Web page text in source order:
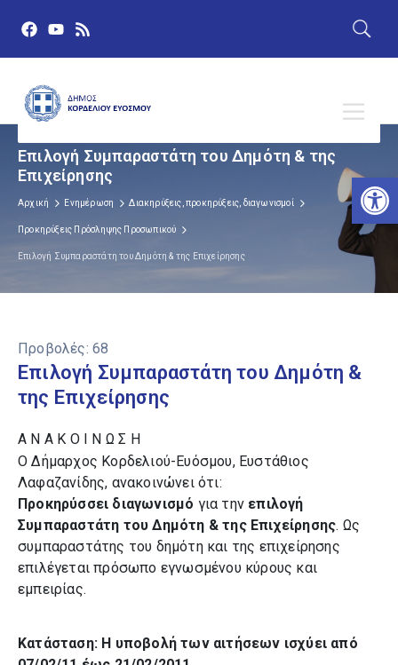
Eπιλογή Συμπαραστάτη του Δημότη & της
Επιχείρησης
Αρχική Ενημέρωση Διακηρύξεις, προκηρύξεις, διαγωνισμοί
Προκηρύξεις Πρόσληψης Προσωπικού
Eπιλογή Συμπαραστάτη του Δημότη & της Επιχείρησης
Προβολές: 68
Eπιλογή Συμπαραστάτη του Δημότη &
της Επιχείρησης
Α Ν Α Κ Ο Ι Ν Ω Σ Η
Ο Δήμαρχος Κορδελιού-Ευόσμου, Ευστάθιος
Λαφαζανίδης, ανακοινώνει ότι:
Προκηρύσσει διαγωνισμό για την επιλογή
Συμπαραστάτη του Δημότη & της Επιχείρησης. Ως
συμπαραστάτης του δημότη και της επιχείρησης
επιλέγεται πρόσωπο εγνωσμένου κύρους και
εμπειρίας.
Κατάσταση: Η υποβολή των αιτήσεων ισχύει από